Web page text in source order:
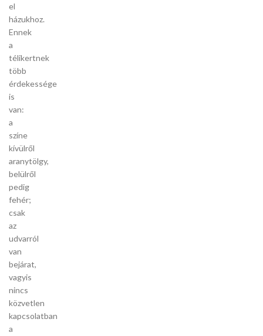
el
házukhoz.
Ennek
a
télikertnek
több
érdekessége
is
van:
a
színe
kívülről
aranytölgy,
belülről
pedig
fehér;
csak
az
udvarról
van
bejárat,
vagyis
nincs
közvetlen
kapcsolatban
a